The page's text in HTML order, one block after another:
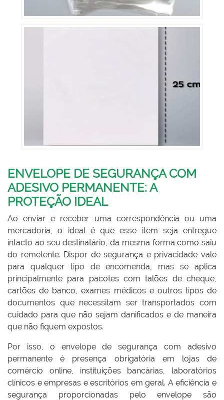
ENVELOPE DE SEGURANÇA COM
ADESIVO PERMANENTE: A
PROTEÇÃO IDEAL
Ao enviar e receber uma correspondência ou uma
mercadoria, o ideal é que esse item seja entregue
intacto ao seu destinatário, da mesma forma como saiu
do remetente. Dispor de segurança e privacidade vale
para qualquer tipo de encomenda, mas se aplica
principalmente para pacotes com talões de cheque,
cartões de banco, exames médicos e outros tipos de
documentos que necessitam ser transportados com
cuidado para que não sejam danificados e de maneira
que não fiquem expostos.
Por isso, o envelope de segurança com adesivo
permanente é presença obrigatória em lojas de
comércio online, instituições bancárias, laboratórios
clínicos e empresas e escritórios em geral. A eficiência e
segurança proporcionadas pelo envelope são